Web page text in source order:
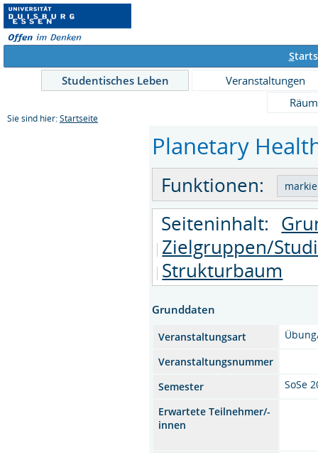
S
Studentisches Leben
Veranstaltungen
Sie sind hier: Startseite
Planetary
Funktionen:
Seiteninhalt:
Zielgruppen/
Strukturbaum
Grunddaten
Veranstaltungsart
Veranstaltungsnummer
Semester
SoSe
Erwartete Teilnehmer/-
innen